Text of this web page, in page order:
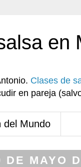
en
Clases de
en pareja
del Mundo
DE MAYO